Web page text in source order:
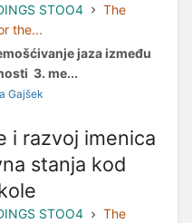
STOO4
The
the...
jaza između
3. me...
Gajšek
i razvoj imenica
stanja kod
STOO4
The